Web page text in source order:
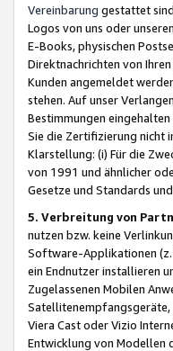
Vereinbarung gestattet
Logos von uns oder
E-Books, physischen
Direktnachrichten von
Kunden angemeldet
stehen. Auf unser
Bestimmungen
Sie die Zertifizierung nicht
Klarstellung: (i) Für die
von 1991 und ähnlicher
Gesetze und Standards
5. Verbreitung von
nutzen bzw. keine
Software-Applikationen (z.
ein Endnutzer installieren
Zugelassenen Mobilen
Satellitenempfangsgeräte,
Viera Cast oder Vizio
Entwicklung von Modellen